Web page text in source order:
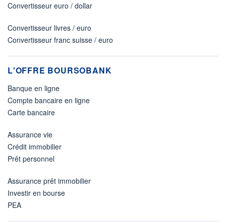
Convertisseur euro / dollar
Convertisseur livres / euro
Convertisseur franc suisse / euro
L'OFFRE BOURSOBANK
Banque en ligne
Compte bancaire en ligne
Carte bancaire
Assurance vie
Crédit immobilier
Prêt personnel
Assurance prêt immobilier
Investir en bourse
PEA